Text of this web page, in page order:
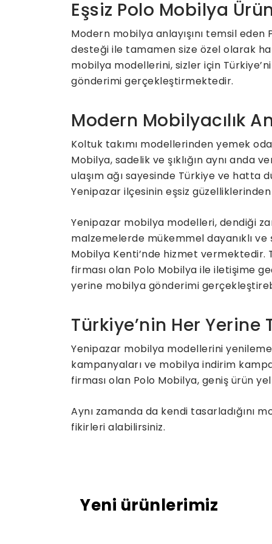
Eşsiz Polo Mobilya
Modern mobilya anlayışını temsil
desteği ile tamamen size özel olarak
mobilya modellerini, sizler için
gönderimi gerçekleştirmektedir.
Modern Mobilyacılık
Koltuk takımı modellerinden yemek
Mobilya, sadelik ve şıklığın aynı
ulaşım ağı sayesinde Türkiye ve hatta
Yenipazar ilçesinin eşsiz
Yenipazar mobilya modelleri, dendiği
malzemelerde mükemmel dayanıklı
Mobilya Kenti’nde hizmet vermektedir.
firması olan Polo Mobilya ile iletişime
yerine mobilya gönderimi
Türkiye’nin Her Yerine
Yenipazar mobilya modellerini
kampanyaları ve mobilya indirim
firması olan Polo Mobilya, geniş ürün
Aynı zamanda da kendi tasarladığını
fikirleri alabilirsiniz.
Yeni ürünlerimiz